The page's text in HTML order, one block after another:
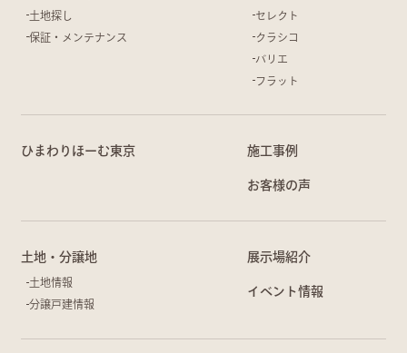
土地探し
保証・メンテナンス
セレクト
クラシコ
バリエ
フラット
ひまわりほーむ東京 施工事例
お客様の声
土地・分譲地
土地情報
分譲戸建情報
展示場紹介
イベント情報